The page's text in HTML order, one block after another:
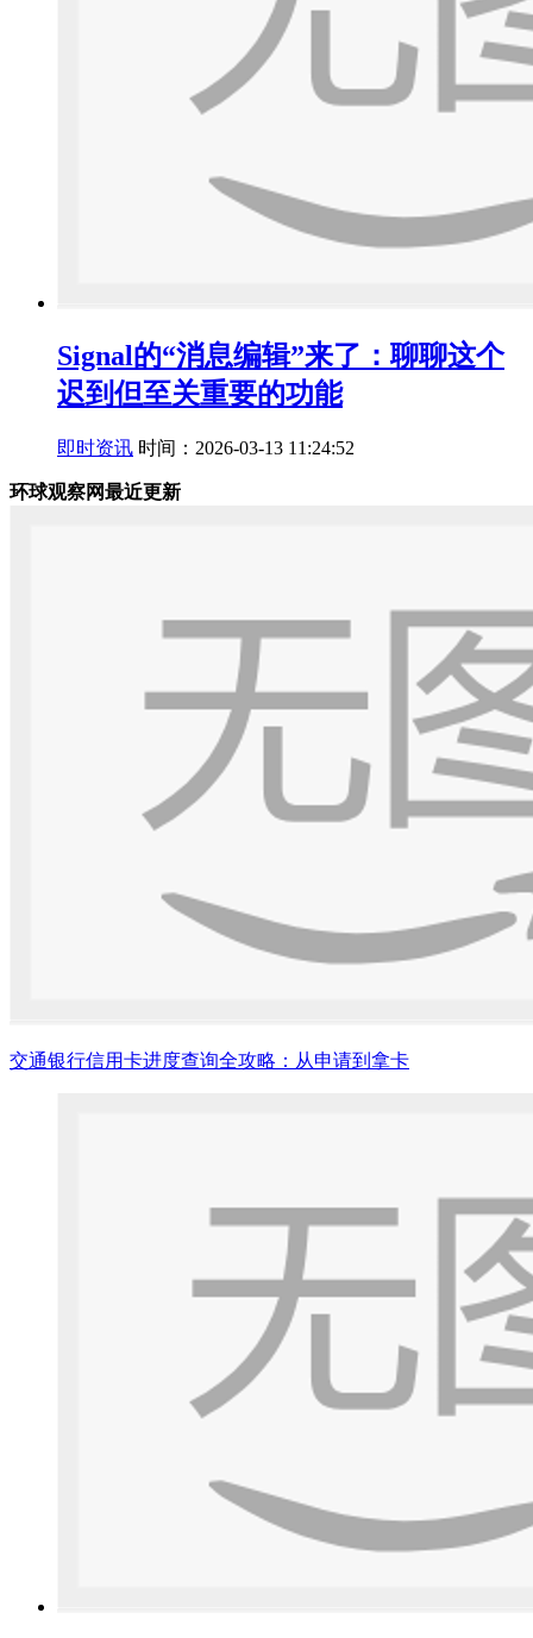
Signal的“消息编辑”来了：聊聊这个
迟到但至关重要的功能
即时资讯 时间：2026-03-13 11:24:52
环球观察网最近更新
交通银行信用卡进度查询全攻略：从申请到拿卡